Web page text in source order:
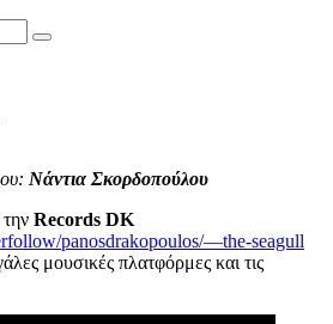
Νάντια Σκορδοπούλου
Records DK
panosdrakopoulos/—the-seagull
μουσικές πλατφόρμες και τις